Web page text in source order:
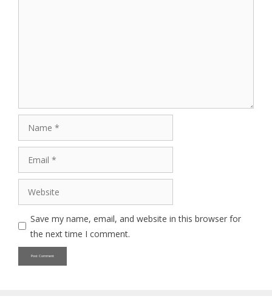
Website
Save my name, email, and website in this browser for
the next time I comment.